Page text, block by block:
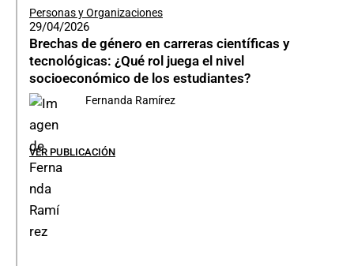
Personas y Organizaciones
29/04/2026
Brechas de género en carreras científicas y
tecnológicas: ¿Qué rol juega el nivel
socioeconómico de los estudiantes?
Fernanda Ramírez
VER PUBLICACIÓN